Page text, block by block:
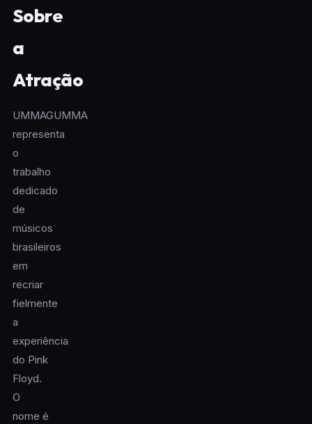
Sobre
a
Atração
UMMAGUMMA
representa
o
trabalho
dedicado
de
músicos
brasileiros
em
recriar
fielmente
a
experiência
do Pink
Floyd.
O
nome é